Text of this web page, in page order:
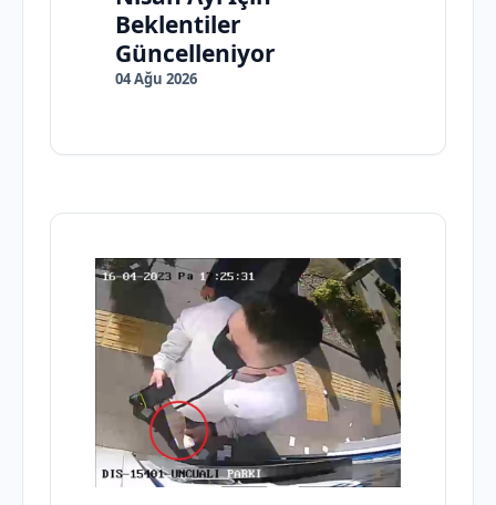
Beklentiler
Güncelleniyor
04 Ağu 2026